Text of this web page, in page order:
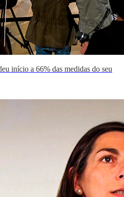
início a 66% das medidas do seu